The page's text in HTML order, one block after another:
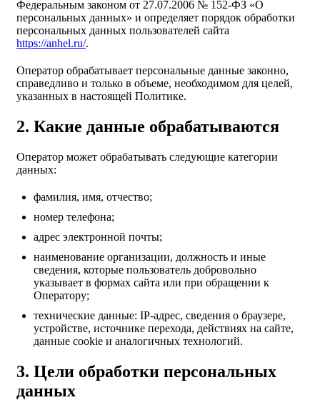
Федеральным законом от 27.07.2006 № 152-ФЗ «О
персональных данных» и определяет порядок обработки
персональных данных пользователей сайта
https://anhel.ru/.
Оператор обрабатывает персональные данные законно,
справедливо и только в объеме, необходимом для целей,
указанных в настоящей Политике.
2. Какие данные обрабатываются
Оператор может обрабатывать следующие категории
данных:
фамилия, имя, отчество;
номер телефона;
адрес электронной почты;
наименование организации, должность и иные
сведения, которые пользователь добровольно
указывает в формах сайта или при обращении к
Оператору;
технические данные: IP-адрес, сведения о браузере,
устройстве, источнике перехода, действиях на сайте,
данные cookie и аналогичных технологий.
3. Цели обработки персональных
данных